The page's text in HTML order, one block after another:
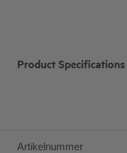
Product Specifications
Artikelnummer